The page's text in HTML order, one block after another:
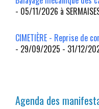
- 05/11/2026 à
CIMETIÈRE - Reprise de
- 29/09/2025 - 31/12/
Agenda des